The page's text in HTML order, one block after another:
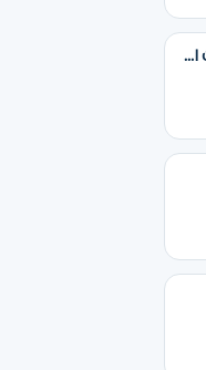
شركة محمد عبدالعزيز ال عوضه للمقاولات العامه